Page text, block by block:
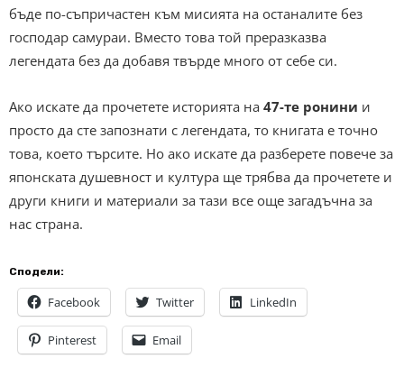
бъде по-съпричастен към мисията на останалите без
господар самураи. Вместо това той преразказва
легендата без да добавя твърде много от себе си.
Ако искате да прочетете историята на 47-те ронини и
просто да сте запознати с легендата, то книгата е точно
това, което търсите. Но ако искате да разберете повече за
японската душевност и култура ще трябва да прочетете и
други книги и материали за тази все още загадъчна за
нас страна.
Сподели:
Facebook Twitter LinkedIn
Pinterest Email